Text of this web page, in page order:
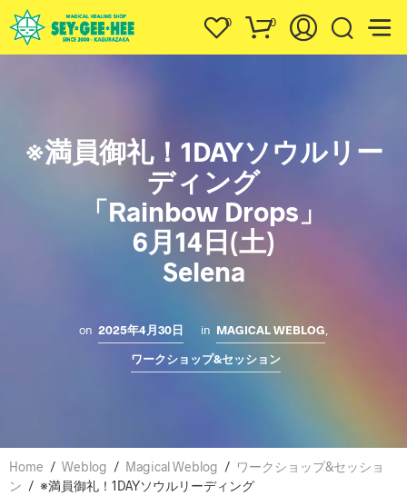
0 0
※満員御礼！1DAYソウルリー
ディング
「Rainbow Drops」
6月14日(土)
Selena
on 2025年4月30日 in MAGICAL WEBLOG
ワークショップ&セッション
Home / Weblog / Magical Weblog / ワークショップ&セッショ
ン / ※満員御礼！1DAYソウルリーディング